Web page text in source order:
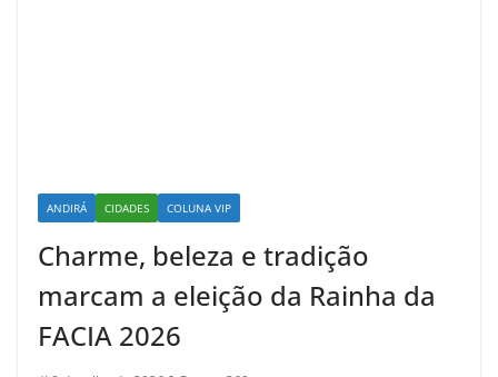
ANDIRÁ CIDADES COLUNA VIP
Charme, beleza e tradição
marcam a eleição da Rainha da
FACIA 2026